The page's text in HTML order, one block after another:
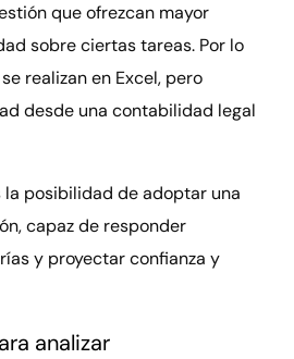
que ofrezcan mayor
sobre ciertas tareas. Por lo
realizan en Excel, pero
desde una contabilidad legal
la posibilidad de adoptar una
capaz de responder
y proyectar confianza y
analizar